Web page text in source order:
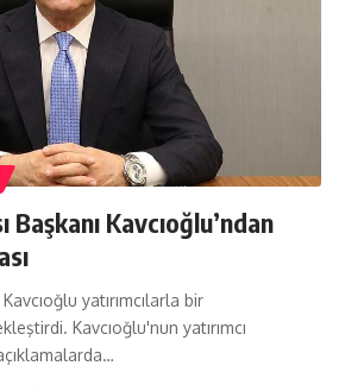
Başkanı Kavcıoğlu’ndan
yatırımcılarla bir
Kavcıoğlu'nun yatırımcı